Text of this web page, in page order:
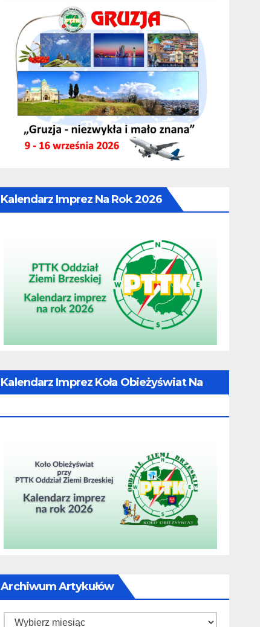
Kalendarz Imprez Na Rok 2026
Kalendarz Imprez Koła Obieżyświat Na
Archiwum Artykułów
Archiwum